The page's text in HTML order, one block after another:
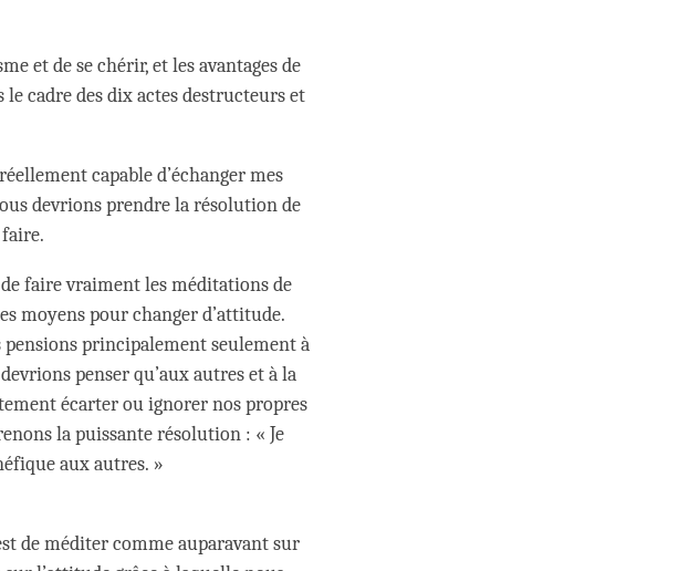
et de se chérir, et les avantages de
cadre des dix actes destructeurs et
capable d’échanger mes
devrions prendre la résolution de
faire vraiment les méditations de
moyens pour changer d’attitude.
principalement seulement à
penser qu’aux autres et à la
écarter ou ignorer nos propres
la puissante résolution : « Je
aux autres. »
de méditer comme auparavant sur